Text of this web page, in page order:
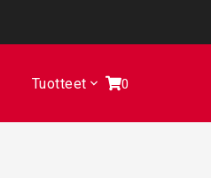
Tuotteet 0